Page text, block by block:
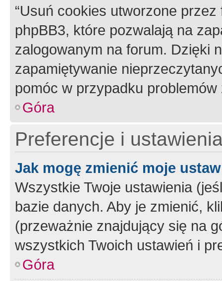
“Usuń cookies utworzone
phpBB3, które pozwalają na
zalogowanym na forum. Dzięki
zapamiętywanie
pomóc w przypadku
Góra
Preferencje i
Jak mogę zmienić moje
Wszystkie Twoje ustawienia
bazie danych. Aby je zmienić,
(przeważnie znajdujący się na
wszystkich Twoich ustawień i
Góra